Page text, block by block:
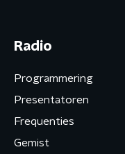
Radio
Programmering
Presentatoren
Frequenties
Gemist